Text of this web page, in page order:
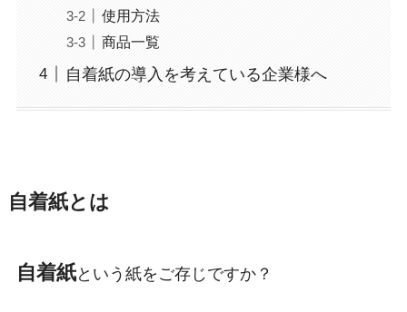
使用方法
商品一覧
自着紙の導入を考えている企業様へ
自着紙とは
自着紙という紙をご存じですか？